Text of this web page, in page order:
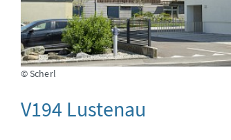
© Scherl
V194 Lustenau